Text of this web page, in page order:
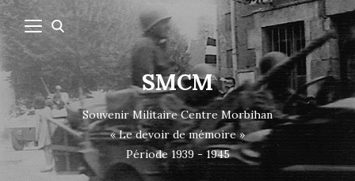
SMCM
Souvenir Militaire Centre Morbihan
« Le devoir de mémoire »
Période 1939 - 1945